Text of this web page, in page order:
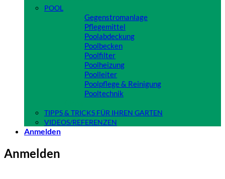
POOL
Gegenstromanlage
Pflegemittel
Poolabdeckung
Poolbecken
Poolfilter
Poolheizung
Poolleiter
Poolpflege & Reinigung
Pooltechnik
TIPPS & TRICKS FÜR IHREN GARTEN
VIDEOS/REFERENZEN
Anmelden
Anmelden